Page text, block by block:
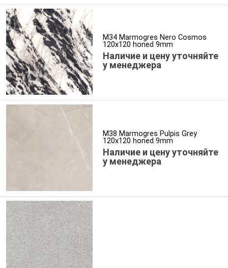
M34 Marmogres Nero Cosmos
120x120 honed 9mm
Наличие и цену уточняйте
у менеджера
M38 Marmogres Pulpis Grey
120x120 honed 9mm
Наличие и цену уточняйте
у менеджера